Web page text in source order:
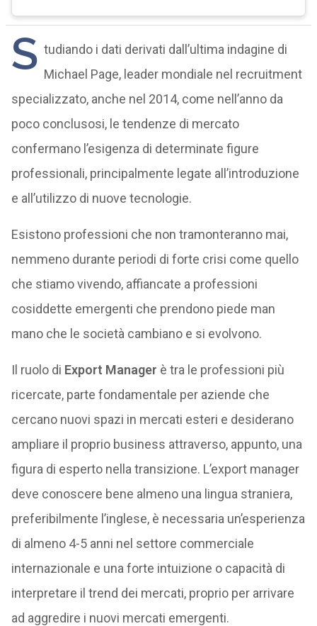
S tudiando i dati derivati dall’ultima indagine di
Michael Page, leader mondiale nel recruitment
specializzato, anche nel 2014, come nell’anno da
poco conclusosi, le tendenze di mercato
confermano l’esigenza di determinate figure
professionali, principalmente legate all’introduzione
e all’utilizzo di nuove tecnologie.
Esistono professioni che non tramonteranno mai,
nemmeno durante periodi di forte crisi come quello
che stiamo vivendo, affiancate a professioni
cosiddette emergenti che prendono piede man
mano che le società cambiano e si evolvono.
Il ruolo di Export Manager è tra le professioni più
ricercate, parte fondamentale per aziende che
cercano nuovi spazi in mercati esteri e desiderano
ampliare il proprio business attraverso, appunto, una
figura di esperto nella transizione. L’export manager
deve conoscere bene almeno una lingua straniera,
preferibilmente l’inglese, è necessaria un’esperienza
di almeno 4-5 anni nel settore commerciale
internazionale e una forte intuizione o capacità di
interpretare il trend dei mercati, proprio per arrivare
ad aggredire i nuovi mercati emergenti.